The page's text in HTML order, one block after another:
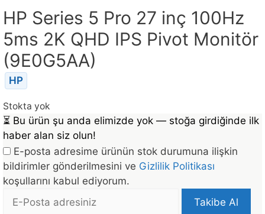
HP Series 5 Pro 27 inç 100Hz
5ms 2K QHD IPS Pivot Monitör
(9E0G5AA)
HP
Stokta yok
⏳ Bu ürün şu anda elimizde yok — stoğa girdiğinde ilk
haber alan siz olun!
E-posta adresime ürünün stok durumuna ilişkin
bildirimler gönderilmesini ve Gizlilik Politikası
koşullarını kabul ediyorum.
posta
Takibe Al